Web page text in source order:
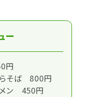
ー
円
そば 800円
ン 450円